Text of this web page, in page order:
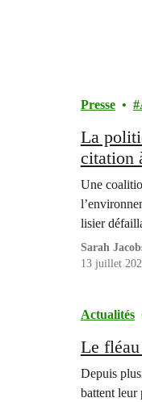
Presse
La
citation
Une
lisier
l'un de nos
Sarah
13 juillet
Actualités
Le
Depuis
battent leur